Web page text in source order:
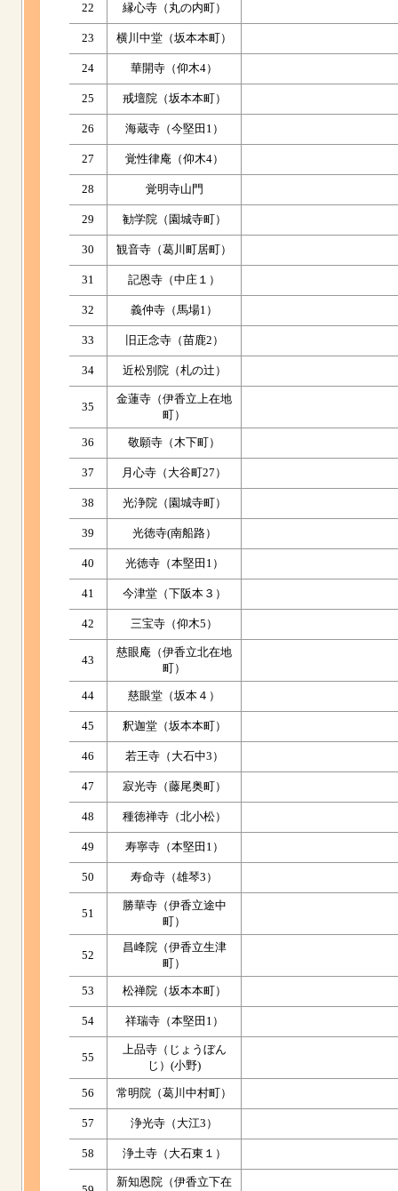
22 縁心寺（丸の内町）
23 横川中堂（坂本本町）
24 華開寺（仰木4）
25 戒壇院（坂本本町）
26 海蔵寺（今堅田1）
27 覚性律庵（仰木4）
28 覚明寺山門
29 勧学院（園城寺町）
30 観音寺（葛川町居町）
31 記恩寺（中庄１）
32 義仲寺（馬場1）
33 旧正念寺（苗鹿2）
34 近松別院（札の辻）
35
金蓮寺（伊香立上在地
町）
36 敬願寺（木下町）
37 月心寺（大谷町27）
38 光浄院（園城寺町）
39 光徳寺(南船路）
40 光徳寺（本堅田1）
41 今津堂（下阪本３）
42 三宝寺（仰木5）
43
慈眼庵（伊香立北在地
町）
44 慈眼堂（坂本４）
45 釈迦堂（坂本本町）
46 若王寺（大石中3）
47 寂光寺（藤尾奥町）
48 種徳禅寺（北小松）
49 寿寧寺（本堅田1）
50 寿命寺（雄琴3）
51
勝華寺（伊香立途中
町）
52
昌峰院（伊香立生津
町）
53 松禅院（坂本本町）
54 祥瑞寺（本堅田1）
55
上品寺（じょうぼん
じ）(小野)
56 常明院（葛川中村町）
57 浄光寺（大江3）
58 浄土寺（大石東１）
新知恩院（伊香立下在